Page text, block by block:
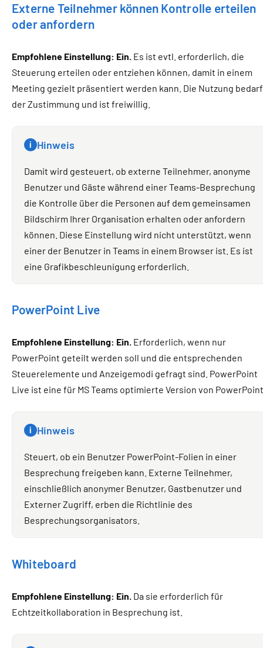
Externe Teilnehmer können Kontrolle erteilen
oder anfordern
Empfohlene Einstellung: Ein. Es ist evtl. erforderlich, die
Steuerung erteilen oder entziehen können, damit in einem
Meeting gezielt präsentiert werden kann. Die Nutzung bedarf
der Zustimmung und ist freiwillig.
i Hinweis
Damit wird gesteuert, ob externe Teilnehmer, anonyme
Benutzer und Gäste während einer Teams-Besprechung
die Kontrolle über die Personen auf dem gemeinsamen
Bildschirm Ihrer Organisation erhalten oder anfordern
können. Diese Einstellung wird nicht unterstützt, wenn
einer der Benutzer in Teams in einem Browser ist. Es ist
eine Grafikbeschleunigung erforderlich.
PowerPoint Live
Empfohlene Einstellung: Ein. Erforderlich, wenn nur
PowerPoint geteilt werden soll und die entsprechenden
Steuerelemente und Anzeigemodi gefragt sind. PowerPoint
Live ist eine für MS Teams optimierte Version von
i Hinweis
Steuert, ob ein Benutzer PowerPoint-Folien in einer
Besprechung freigeben kann. Externe Teilnehmer,
einschließlich anonymer Benutzer, Gastbenutzer und
Externer Zugriff, erben die Richtlinie des
Besprechungsorganisators.
Whiteboard
Empfohlene Einstellung: Ein. Da sie erforderlich für
Echtzeitkollaboration in Besprechung ist.